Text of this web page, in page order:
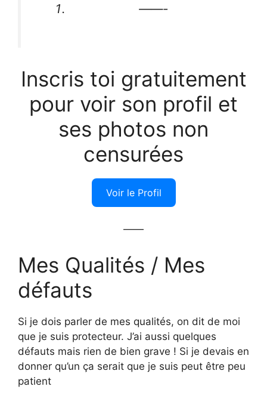
——-
Inscris toi gratuitement
pour voir son profil et
ses photos non
censurées
Voir le Profil
——
Mes Qualités / Mes
défauts
Si je dois parler de mes qualités, on dit de moi
que je suis protecteur. J’ai aussi quelques
défauts mais rien de bien grave ! Si je devais en
donner qu’un ça serait que je suis peut être peu
patient